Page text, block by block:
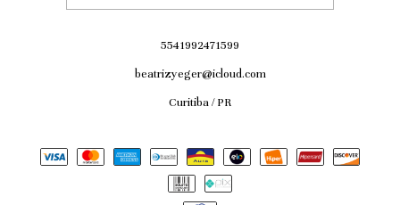
5541992471599
beatrizyeger@icloud.com
Curitiba / PR